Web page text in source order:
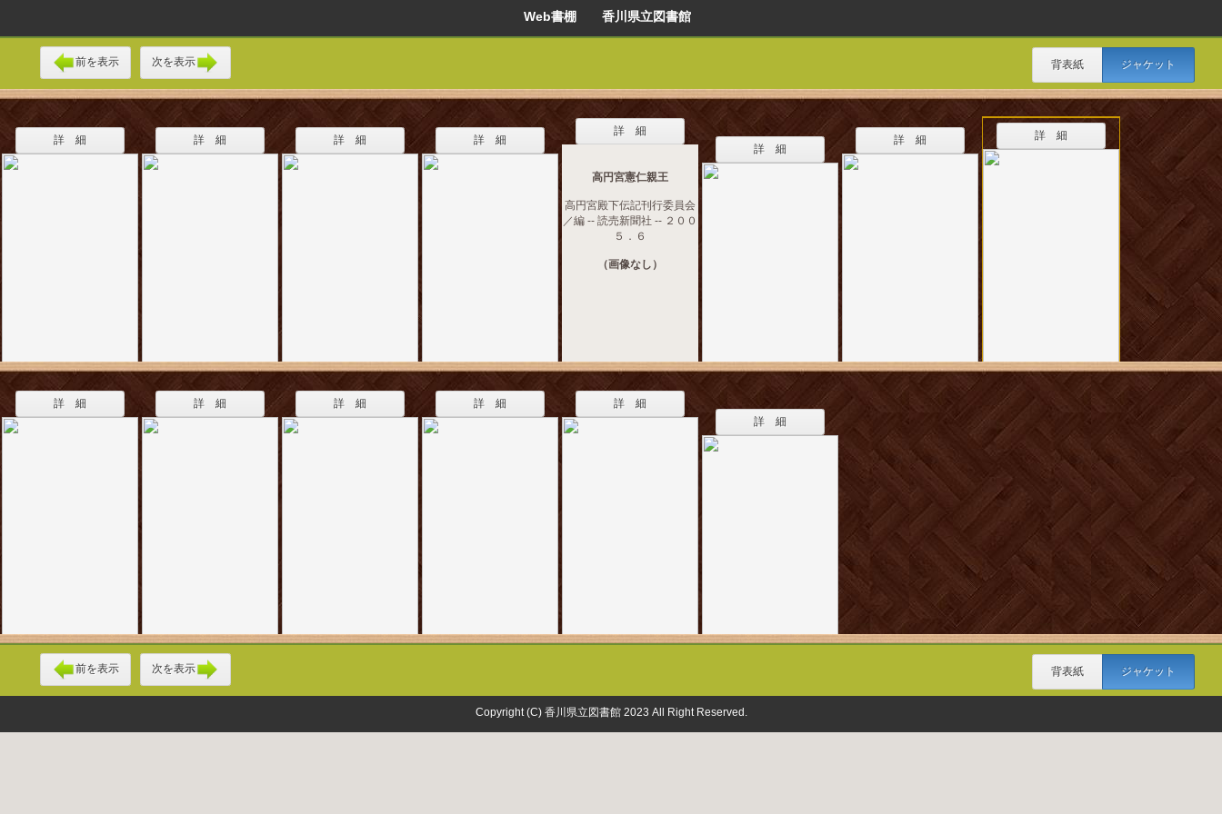
Web書棚 香川県立図書館
前を表示 次を表示 背表紙 ジャケット
詳 細 詳 細 詳 細 詳 細
詳 細
高円宮憲仁親王
高円宮殿下伝記刊行委員会
／編 -- 読売新聞社 -- ２００
５．６
（画像なし）
詳 細
詳 細 詳 細
詳 細 詳 細 詳 細 詳 細
詳 細
詳 細
前を表示 次を表示 背表紙 ジャケット
Copyright (C) 香川県立図書館 2023 All Right Reserved.